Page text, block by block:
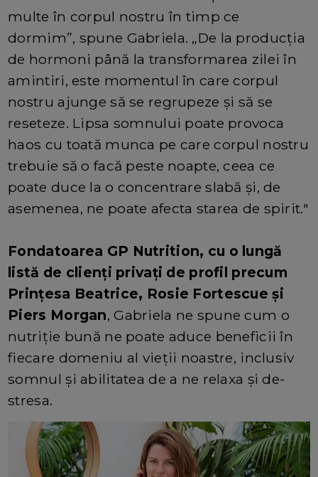
multe în corpul nostru în timp ce
dormim”, spune Gabriela. „De la producția
de hormoni până la transformarea zilei în
amintiri, este momentul în care corpul
nostru ajunge să se regrupeze și să se
reseteze. Lipsa somnului poate provoca
haos cu toată munca pe care corpul nostru
trebuie să o facă peste noapte, ceea ce
poate duce la o concentrare slabă și, de
asemenea, ne poate afecta starea de spirit."
Fondatoarea GP Nutrition, cu o lungă
listă de clienți privați de profil precum
Prințesa Beatrice, Rosie Fortescue și
Piers Morgan, Gabriela ne spune cum o
nutriție bună ne poate aduce beneficii în
fiecare domeniu al vieții noastre, inclusiv
somnul și abilitatea de a ne relaxa și de-
stresa.